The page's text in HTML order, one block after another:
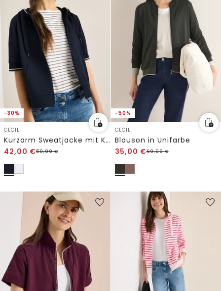
-30%
CECIL
Kurzarm Sweatjacke mit Kapuze
42,00 €59,99€
-50%
CECIL
Blouson in Unifarbe
35,00 €69,99€